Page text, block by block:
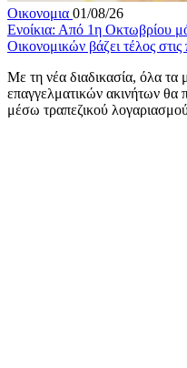
Οικονομια 01/08/26
Ενοίκια: Από 1η Οκτωβρίου
Οικονομικών βάζει τέλος στις
Με τη νέα διαδικασία, όλα τα
επαγγελματικών ακινήτων θα
μέσω τραπεζικού